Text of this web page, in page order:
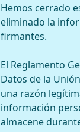
Hemos cerrado
eliminado la
firmantes.
El Reglamento
Datos de la
una razón
información
almacene